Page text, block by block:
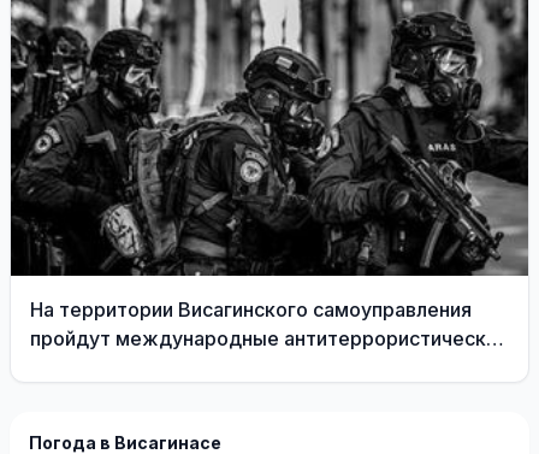
На территории Висагинского самоуправления
пройдут международные антитеррористические
Погода в Висагинасе